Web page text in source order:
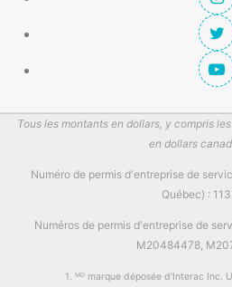
Tous les montants en dollars, y compris
en dollars
Numéro de permis d'entreprise de
Québec) :
Numéros de permis d'entreprise de
M20484478,
1. ᴹᴰ marque déposée d'Interac Inc.